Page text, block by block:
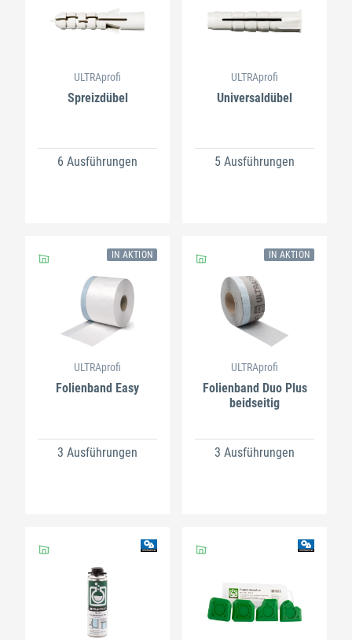
ULTRAprofi
Spreizdübel
6 Ausführungen
ULTRAprofi
Universaldübel
5 Ausführungen
IN AKTION
ULTRAprofi
Folienband Easy
3 Ausführungen
IN AKTION
ULTRAprofi
Folienband Duo Plus
beidseitig
3 Ausführungen